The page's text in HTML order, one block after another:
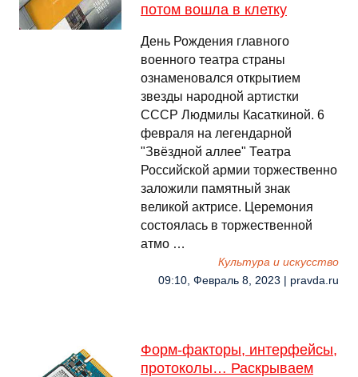
потом вошла в клетку
День Рождения главного
военного театра страны
ознаменовался открытием
звезды народной артистки
СССР Людмилы Касаткиной. 6
февраля на легендарной
"Звёздной аллее" Театра
Российской армии торжественно
заложили памятный знак
великой актрисе. Церемония
состоялась в торжественной
атмо …
Культура и искусство
09:10, Февраль 8, 2023 | pravda.ru
Форм-факторы, интерфейсы,
протоколы… Раскрываем